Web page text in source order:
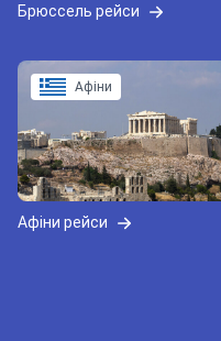
Брюссель рейси
Афіни
Афіни рейси